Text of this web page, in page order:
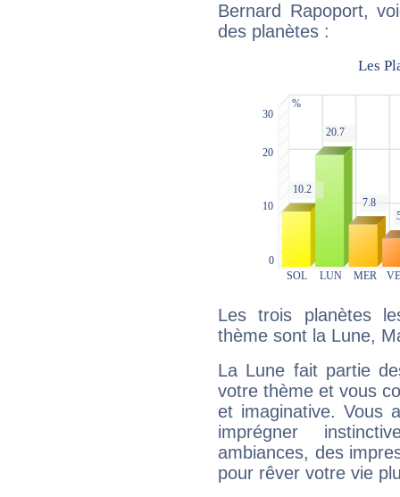
Bernard Rapoport,
des planètes :
Les trois planètes
thème sont la Lune,
La Lune fait partie
votre thème et vous
et imaginative. Vous
imprégner
ambiances, des
pour rêver votre vie